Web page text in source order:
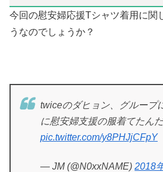
今回の慰安婦応援Tシャツ着用に関
うなのでしょうか？
twiceのダヒョン、グループ
に慰安婦支援の服着てたんだ
pic.twitter.com/y8PHJjCFpY
— JM (@N0xxNAME) 2018